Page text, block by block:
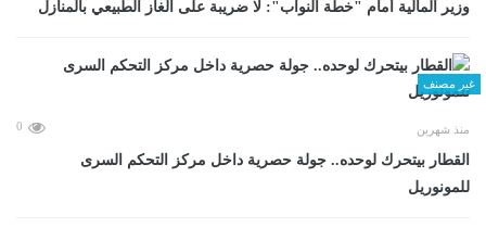
وزير المالية أمام "خطة النواب": لا ضريبة على الغاز الطبيعي بالمنازل
غير مصنف
منذ شهرين 0
القطار بيتحرك لوحده.. جولة حصرية داخل مركز التحكم السرى
للمونوريل